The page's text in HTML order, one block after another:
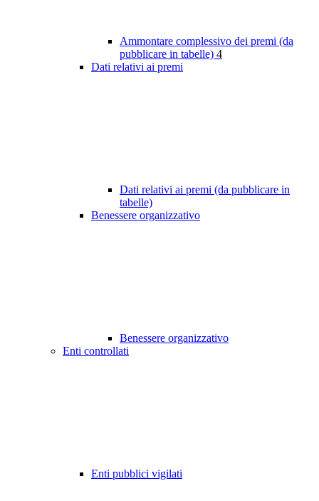
Ammontare complessivo dei premi (da
pubblicare in tabelle) 4
Dati relativi ai premi
Dati relativi ai premi (da pubblicare in
tabelle)
Benessere organizzativo
Benessere organizzativo
Enti controllati
Enti pubblici vigilati